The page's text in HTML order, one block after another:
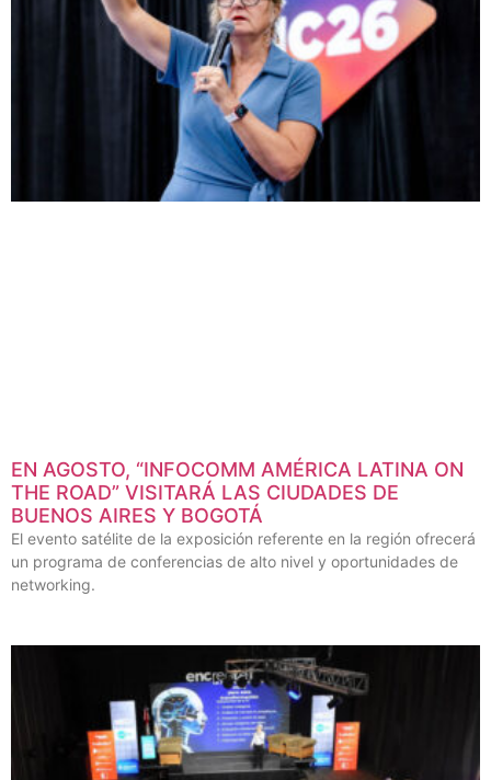
EN AGOSTO, “INFOCOMM AMÉRICA LATINA ON
THE ROAD” VISITARÁ LAS CIUDADES DE
BUENOS AIRES Y BOGOTÁ
El evento satélite de la exposición referente en la región ofrecerá
un programa de conferencias de alto nivel y oportunidades de
networking.